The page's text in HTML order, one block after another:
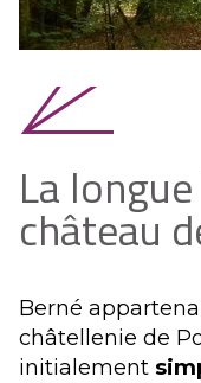
La
château
Berné
châtellenie de
initialement